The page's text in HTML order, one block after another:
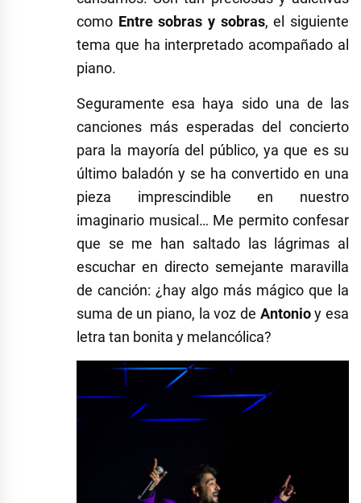
como Entre sobras y sobras, el siguiente
tema que ha interpretado acompañado al
piano.
Seguramente esa haya sido una de las
canciones más esperadas del concierto
para la mayoría del público, ya que es su
último baladón y se ha convertido en una
pieza imprescindible en nuestro
imaginario musical… Me permito confesar
que se me han saltado las lágrimas al
escuchar en directo semejante maravilla
de canción: ¿hay algo más mágico que la
suma de un piano, la voz de Antonioy esa
letra tan bonita y melancólica?